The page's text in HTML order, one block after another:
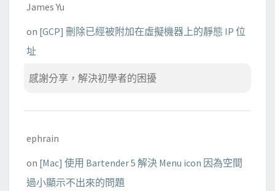
James Yu
on [GCP] 刪除已經被附加在虛擬機器上的靜態 IP 位
址
感謝分享，解決初學者的困擾
ephrain
on [Mac] 使用 Bartender 5 解決 Menu icon 因為空間
過小顯示不出來的問題